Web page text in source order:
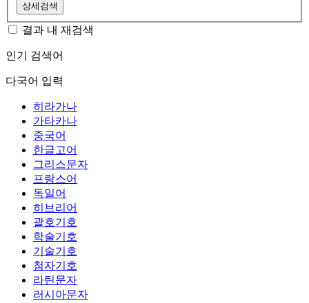
상세검색
결과 내 재검색
인기 검색어
다국어 입력
히라가나
가타카나
중국어
한글고어
그리스문자
프랑스어
독일어
히브리어
괄호기호
학술기호
기술기호
첨자기호
라틴문자
러시아문자